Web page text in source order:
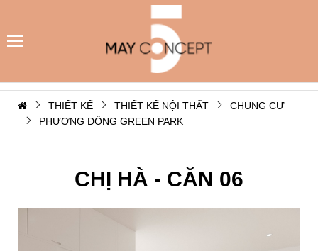
THIẾT KẾ THIẾT KẾ NỘI THẤT
CHUNG CƯ
PHƯƠNG ĐÔNG GREEN PARK
CHỊ HÀ - CĂN 06